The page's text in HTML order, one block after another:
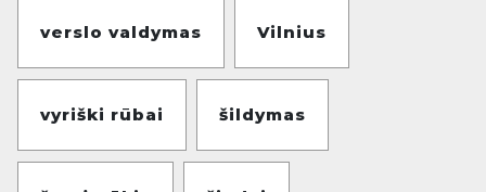
verslo valdymas Vilnius
vyriški rūbai šildymas